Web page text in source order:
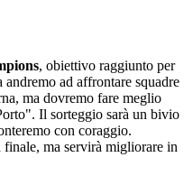
, obiettivo raggiunto per
ad affrontare squadre
ma dovremo fare meglio
Il sorteggio sarà un bivio
con coraggio.
ma servirà migliorare in